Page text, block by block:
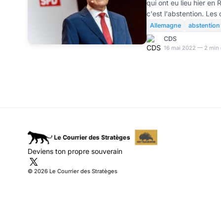
Westphalie
qui ont eu lieu hier en
c'est l'abstention. Les
concernant le recul
poussée des Verts
parti du Chancelier
Allemagne
abstention
CDS
16 mai 2022 — 2 min
Deviens ton propre souverain
© 2026 Le Courrier des Stratèges